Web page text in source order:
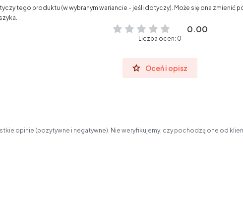
tego produktu (w wybranym wariancie - jeśli dotyczy). Może się ona zmienić
0.00
Liczba ocen: 0
Oceń i opisz
opinie (pozytywne i negatywne). Nie weryfikujemy, czy pochodzą one od